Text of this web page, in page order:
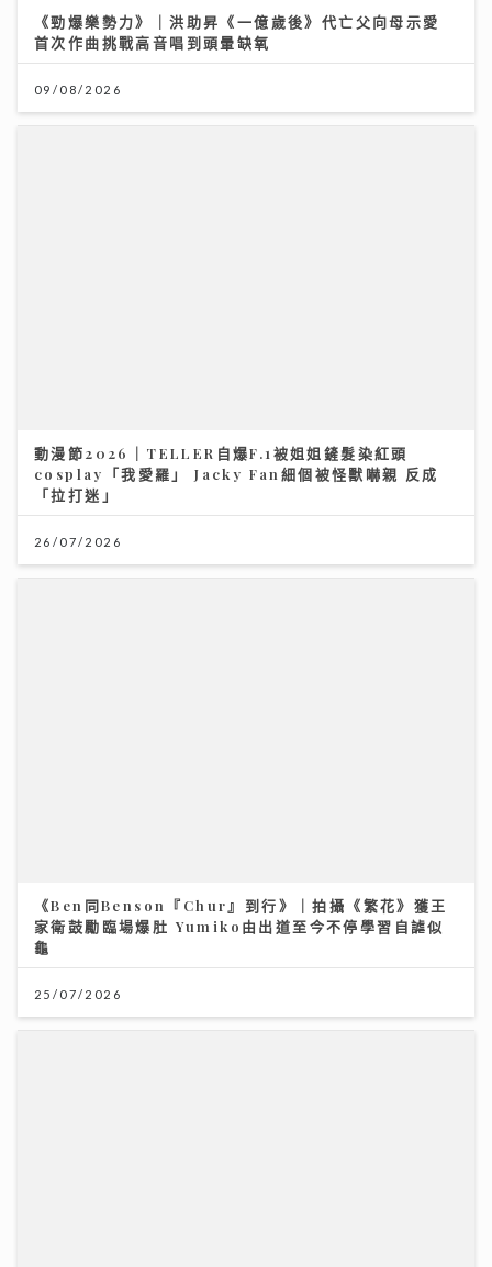
《勁爆樂勢力》｜洪助昇《一億歲後》代亡父向母示愛
首次作曲挑戰高音唱到頭暈缺氧
09/08/2026
動漫節2026｜TELLER自爆F.1被姐姐鏟髮染紅頭
cosplay「我愛羅」 Jacky Fan細個被怪獸嚇親 反成
「拉打迷」
26/07/2026
《Ben同Benson『Chur』到行》｜拍攝《繁花》獲王
家衛鼓勵臨場爆肚 Yumiko由出道至今不停學習自謔似
龜
25/07/2026